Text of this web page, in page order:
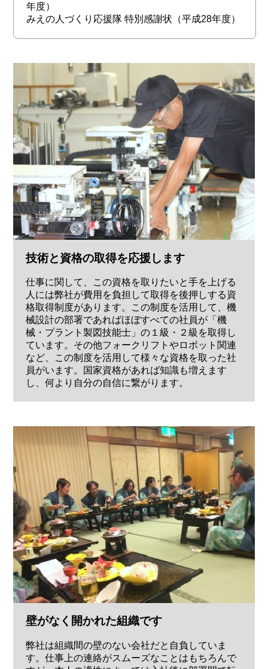
年度）
みえの人づくり応援隊 特別感謝状（平成28年度）
技術と資格の取得を応援します
仕事に関して、この資格を取りたいと手を上げる
人には弊社が費用を負担して取得を後押しする資
格取得制度があります。この制度を活用して、機
械設計の部署であればほぼすべての社員が「機
械・プラント製図技能士」の１級・２級を取得し
ています。その他フォークリフトやロボット関連
など、この制度を活用して様々な資格を取った社
員がいます。国家資格があれば知識も増えます
し、何より自分の自信に繋がります。
壁がなく開かれた組織です
弊社は組織間の壁のない会社だと自負していま
す。仕事上の連絡がスムーズなことはもちろんで